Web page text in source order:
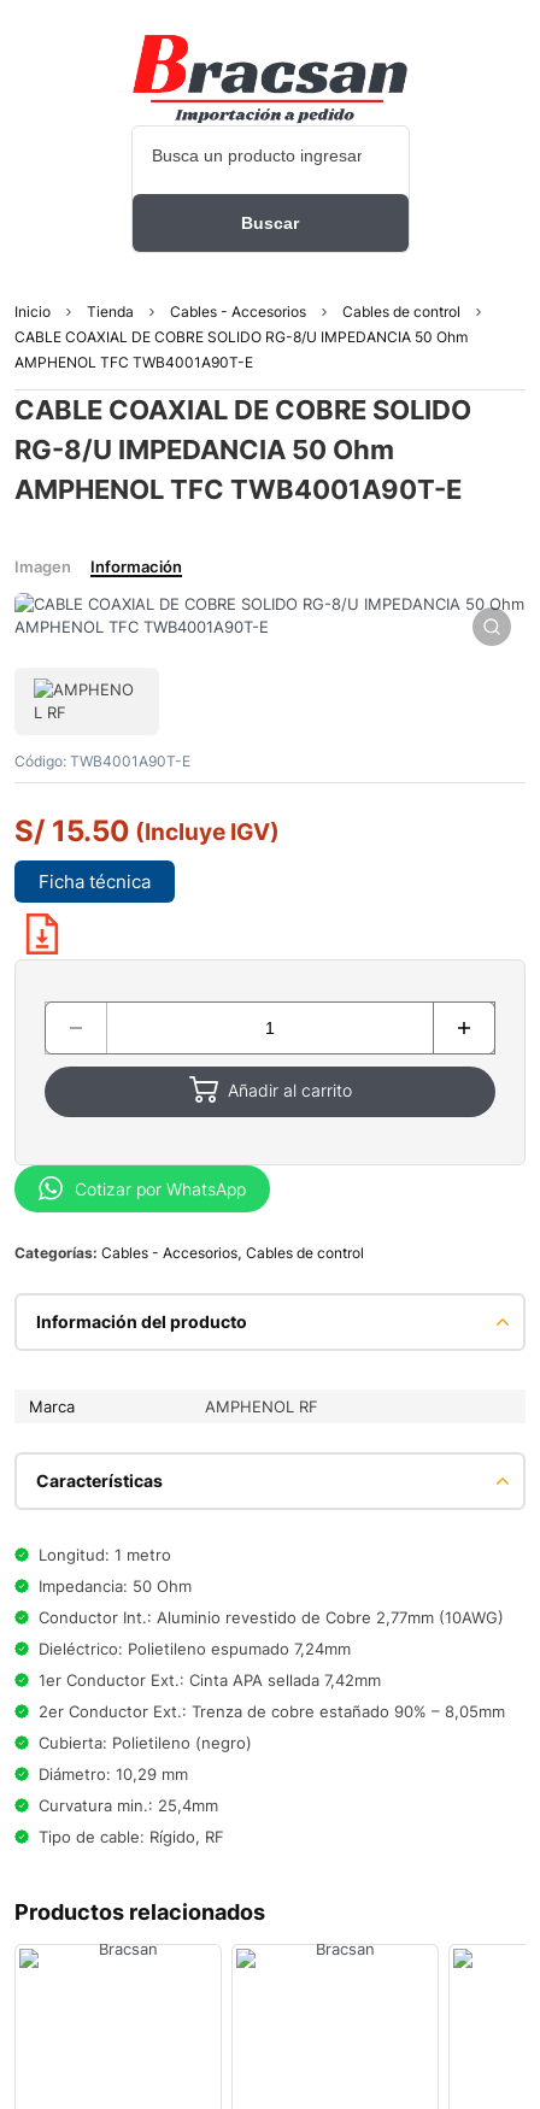
Inicio Tienda Cables - Accesorios
Cables de control
CABLE COAXIAL DE COBRE SOLIDO RG-8/U IMPEDANCIA 50 Ohm
AMPHENOL TFC TWB4001A90T-E
CABLE COAXIAL DE COBRE SOLIDO
RG-8/U IMPEDANCIA 50 Ohm
AMPHENOL TFC TWB4001A90T-E
Imagen Información
Código: TWB4001A90T-E
S/ 15.50 (Incluye IGV)
Ficha técnica
Añadir al carrito
Cotizar por WhatsApp
Categorías: Cables - Accesorios, Cables de control
Información del producto
Marca AMPHENOL RF
Características
Longitud: 1 metro
Impedancia: 50 Ohm
Conductor Int.: Aluminio revestido de Cobre 2,77mm (10AWG)
Dieléctrico: Polietileno espumado 7,24mm
1er Conductor Ext.: Cinta APA sellada 7,42mm
2er Conductor Ext.: Trenza de cobre estañado 90% – 8,05mm
Cubierta: Polietileno (negro)
Diámetro: 10,29 mm
Curvatura min.: 25,4mm
Tipo de cable: Rígido, RF
Productos relacionados